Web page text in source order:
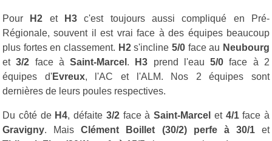
Pour H2 et H3 c'est toujours aussi compliqué en Pré-
Régionale, souvent il est vrai face à des équipes beaucoup
plus fortes en classement. H2s'incline5/0 face au Neubourg
et3/2 face àSaint-Marcel . H3 prend l'eau5/0 face à 2
équipes d'Evreux, l'AC et l'ALM. Nos 2 équipes sont
dernières de leurs poules respectives.
Du côté de H4, défaite 3/2face à Saint-Marcel et 4/1face à
Gravigny. MaisClément Boillet (30/2) perfe à 30/1et